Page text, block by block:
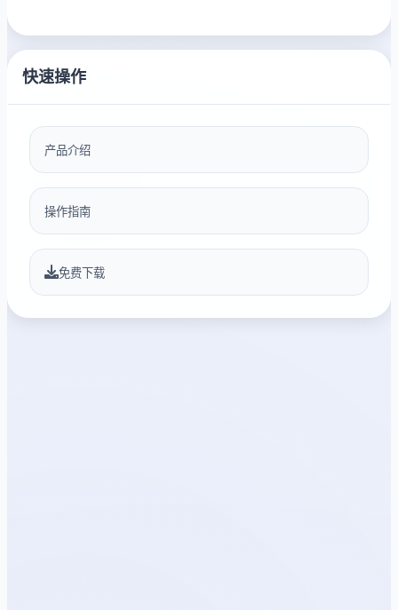
快速操作
产品介绍
操作指南
免费下载